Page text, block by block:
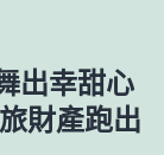
出幸甜心
財產跑出